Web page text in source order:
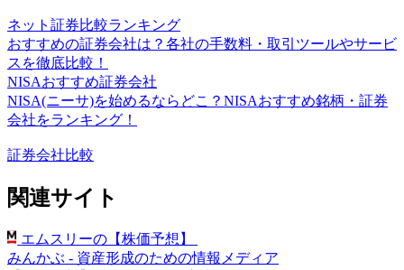
ネット証券比較ランキング
おすすめの証券会社は？各社の手数料・取引ツールやサービ
スを徹底比較！
NISAおすすめ証券会社
NISA(ニーサ)を始めるならどこ？NISAおすすめ銘柄・証券
会社をランキング！
証券会社比較
関連サイト
エムスリーの【株価予想】
みんかぶ - 資産形成のための情報メディア